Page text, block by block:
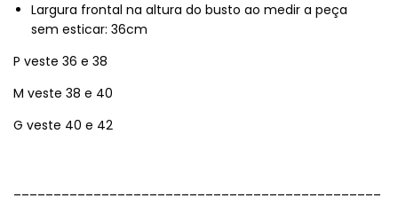
Largura frontal na altura do busto ao medir a peça
sem esticar: 36cm
P veste 36 e 38
M veste 38 e 40
G veste 40 e 42